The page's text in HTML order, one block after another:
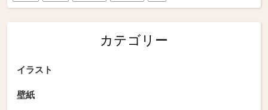
カテゴリー
イラスト
壁紙